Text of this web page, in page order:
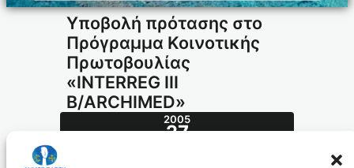
Υποβολή πρότασης στο
Πρόγραμμα Κοινοτικής
Πρωτοβουλίας
«INTERREG III
B/ARCHIMED»
2005
27